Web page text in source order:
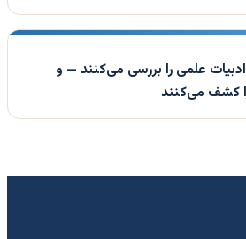
علمی را بررسی می‌کنند — و
کشف می‌کنند